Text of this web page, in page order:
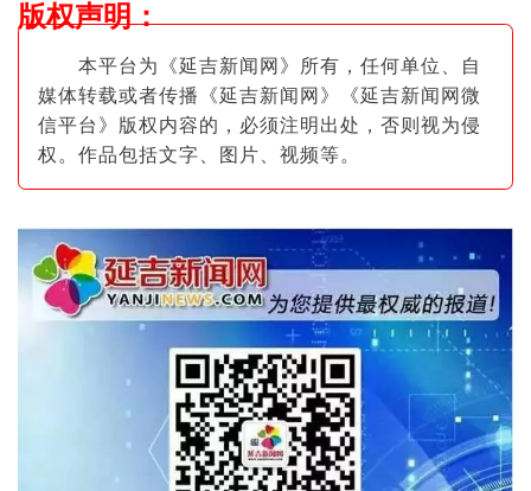
版权声明：
本平台为《延吉新闻网》所有，任何单位、自
媒体转载或者传播《延吉新闻网》《延吉新闻网微
信平台》版权内容的，必须注明出处，否则视为侵
权。作品包括文字、图片 、视频等。